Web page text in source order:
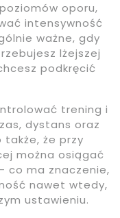
oporu,
intensywność
ważne, gdy
lżejszej
podkręcić
trening i
dystans oraz
także, że przy
można osiągać
co ma znaczenie,
nawet wtedy,
ustawieniu.